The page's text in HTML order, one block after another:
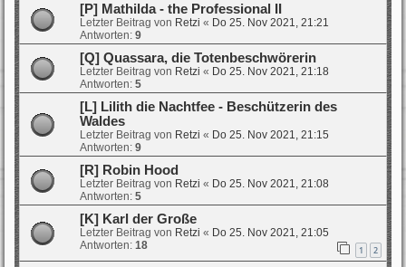
[P] Mathilda - the Professional II
Letzter Beitrag von Retzi « Do 25. Nov 2021, 21:21
Antworten: 9
[Q] Quassara, die Totenbeschwörerin
Letzter Beitrag von Retzi « Do 25. Nov 2021, 21:18
Antworten: 5
[L] Lilith die Nachtfee - Beschützerin des
Waldes
Letzter Beitrag von Retzi « Do 25. Nov 2021, 21:15
Antworten: 9
[R] Robin Hood
Letzter Beitrag von Retzi « Do 25. Nov 2021, 21:08
Antworten: 5
[K] Karl der Große
Letzter Beitrag von Retzi « Do 25. Nov 2021, 21:05
Antworten: 18 1 2